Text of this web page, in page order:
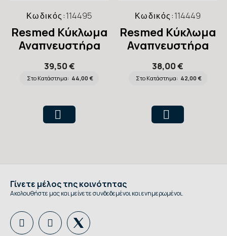
Κωδικός:114495
Resmed Kύκλωμα
Αναπνευστήρα
Μονό 15mm
Astral™
39,50 €
Στο Κατάστημα: 44,00 €
Κωδικός:114449
Resmed Kύκλωμα
Αναπνευστήρα
Μονό Με Βαλβίδα
Εκπνοής 22mm
Astral™
38,00 €
Στο Κατάστημα: 42,00 €
Γίνετε μέλος της κοινότητας
Ακολουθήστε μας και μείνετε συνδεδεμένοι και ενημερωμένοι.